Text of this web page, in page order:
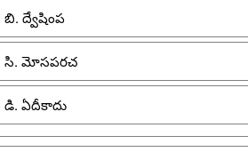
బి. ద్వేషింప
సి. మోసపరచ
డి. ఏదీకాదు